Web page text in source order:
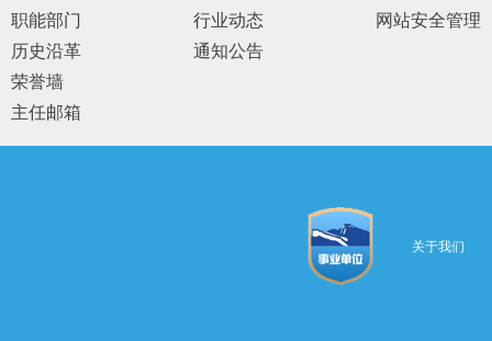
职能部门
历史沿革
荣誉墙
主任邮箱
行业动态
通知公告
网站安全管理
关于我们